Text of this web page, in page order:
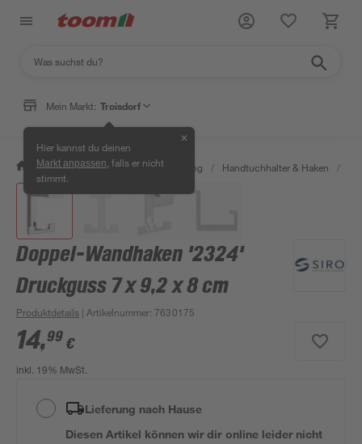
Mein Markt: Troisdorf
Hier kannst du deinen
Markt anpassen , falls er nicht
stimmt.
✕
/ Bad & Sanitär / Bad-Ausstattung / Handtuchhalter & Haken /
Doppel-Wandhaken '2324'
Druckguss 7 x 9,2 x 8 cm
Produktdetails | Artikelnummer: 7630175
14,99 €
inkl. 19% MwSt.
Lieferung nach Hause
Diesen Artikel können wir dir online leider nicht